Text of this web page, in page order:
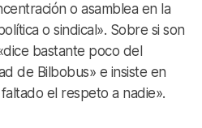
o asamblea en la
o sindical». Sobre si son
bastante poco del
de Bilbobus» e insiste en
el respeto a nadie».